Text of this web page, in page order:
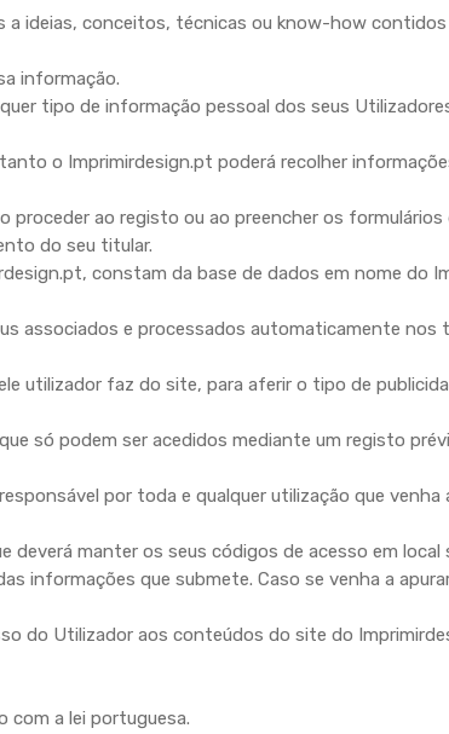
ideias, conceitos, técnicas ou know-how
informação.
tipo de informação pessoal dos seus
o Imprimirdesign.pt poderá recolher
ao registo ou ao preencher os
do seu titular.
constam da base de dados em nome do
associados e processados automaticamente nos
utilizador faz do site, para aferir o tipo de
só podem ser acedidos mediante um registo
por toda e qualquer utilização que
manter os seus códigos de acesso em
informações que submete. Caso se venha a
do Utilizador aos conteúdos do site do
com a lei portuguesa.